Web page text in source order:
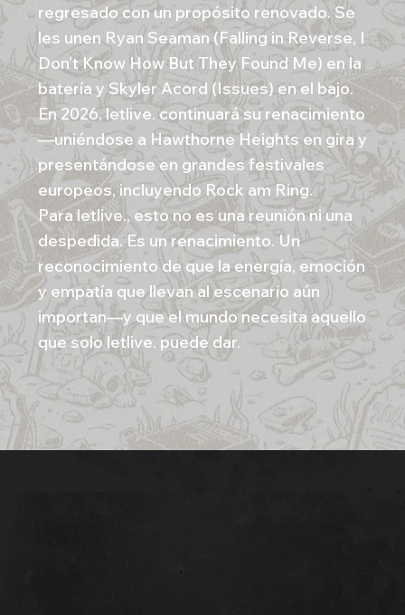
regresado con un propósito renovado. Se
les unen Ryan Seaman (Falling in Reverse, I
Don’t Know How But They Found Me) en la
batería y Skyler Acord (Issues) en el bajo.
En 2026, letlive. continuará su renacimiento
—uniéndose a Hawthorne Heights en gira y
presentándose en grandes festivales
europeos, incluyendo Rock am Ring.
Para letlive., esto no es una reunión ni una
despedida. Es un renacimiento. Un
reconocimiento de que la energía, emoción
y empatía que llevan al escenario aún
importan—y que el mundo necesita aquello
que solo letlive. puede dar.